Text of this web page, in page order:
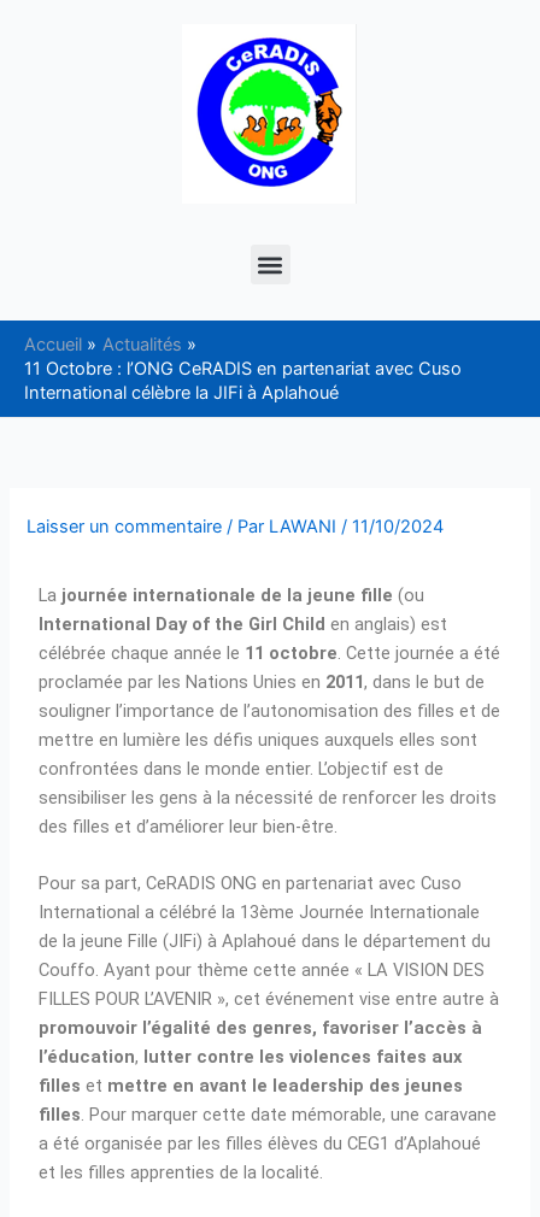
Accueil
Actualités
11 Octobre : l’ONG CeRADIS en partenariat avec Cuso
International célèbre la JIFi à Aplahoué
Laisser un commentaire / Par LAWANI/11/10/2024
La journée internationale de la jeune fille (ou
International Day of the Girl Child en anglais) est
célébrée chaque année le 11 octobre . Cette journée a été
proclamée par les Nations Unies en 2011, dans le but de
souligner l’importance de l’autonomisation des filles et de
mettre en lumière les défis uniques auxquels elles sont
confrontées dans le monde entier. L’objectif est de
sensibiliser les gens à la nécessité de renforcer les droits
des filles et d’améliorer leur bien-être.
Pour sa part, CeRADIS ONG en partenariat avec Cuso
International a célébré la 13ème Journée Internationale
de la jeune Fille (JIFi) à Aplahoué dans le département du
Couffo. Ayant pour thème cette année « LA VISION DES
FILLES POUR L’AVENIR », cet événement vise entre autre à
promouvoir l’égalité des genres, favoriser l’accès à
l’éducation, lutter contre les violences faites aux
filles et mettre en avant le leadership des jeunes
filles. Pour marquer cette date mémorable, une caravane
a été organisée par les filles élèves du CEG1 d’Aplahoué
et les filles apprenties de la localité.